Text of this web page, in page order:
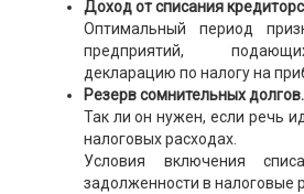
Доход от списания
Оптимальный период
предприятий,
декларацию по налогу на
Резерв сомнительных долгов.
Так ли он нужен, если речь
налоговых расходах.
Условия включения
задолженности в налоговые